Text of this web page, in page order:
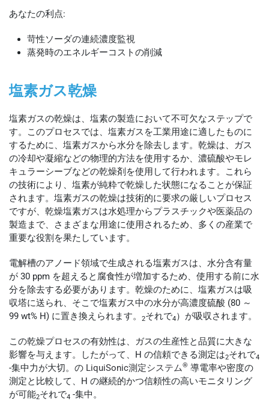
あなたの利点:
苛性ソーダの連続濃度監視
蒸発時のエネルギーコストの削減
塩素ガス乾燥
塩素ガスの乾燥は、塩素の製造において不可欠なステップで
す。このプロセスでは、塩素ガスを工業用途に適したものに
するために、塩素ガスから水分を除去します。乾燥は、ガス
の冷却や凝縮などの物理的方法を使用するか、濃硫酸やモレ
キュラーシーブなどの乾燥剤を使用して行われます。これら
の技術により、塩素が純粋で乾燥した状態になることが保証
されます。塩素ガスの乾燥は技術的に要求の厳しいプロセス
ですが、乾燥塩素ガスは水処理からプラスチックや医薬品の
製造まで、さまざまな用途に使用されるため、多くの産業で
重要な役割を果たしています。
電解槽のアノード領域で生成される塩素ガスは、水分含有量
が 30 ppm を超えると腐食性が増加するため、使用する前に水
分を除去する必要があります。乾燥のために、塩素ガスは吸
収塔に送られ、そこで塩素ガス中の水分が高濃度硫酸 (80 ～
99 wt% H) に置き換えられます。
2それで4）が吸収されます。
この乾燥プロセスの有効性は、ガスの生産性と品質に大きな
影響を与えます。したがって、H の信頼できる測定は2それで4
-集中力が大切。の LiquiSonic測定システム® 導電率や密度の
測定と比較して、H の継続的かつ信頼性の高いモニタリング
が可能2それで4 -集中。